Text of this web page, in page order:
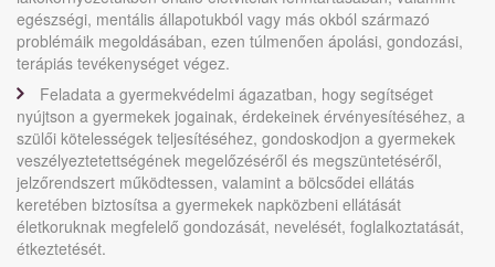
egészségi, mentális állapotukból vagy más okból származó
problémáik megoldásában, ezen túlmenően ápolási, gondozási,
terápiás tevékenységet végez.
Feladata a gyermekvédelmi ágazatban, hogy segítséget
nyújtson a gyermekek jogainak, érdekeinek érvényesítéséhez, a
szülői kötelességek teljesítéséhez, gondoskodjon a gyermekek
veszélyeztetettségének megelőzéséről és megszüntetéséről,
jelzőrendszert működtessen, valamint a bölcsődei ellátás
keretében biztosítsa a gyermekek napközbeni ellátását
életkoruknak megfelelő gondozását, nevelését, foglalkoztatását,
étkeztetését.